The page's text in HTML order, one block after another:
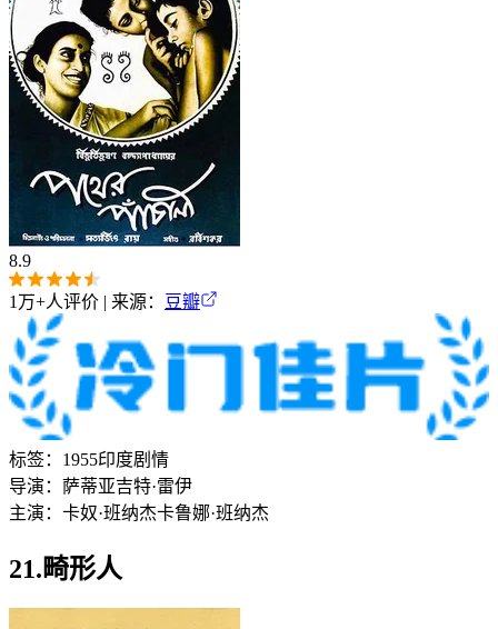
8.9
1万+人评价 | 来源： 豆瓣
标签： 1955印度剧情
导演： 萨蒂亚吉特·雷伊
主演： 卡奴·班纳杰卡鲁娜·班纳杰
21.畸形人